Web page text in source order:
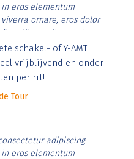
eros elementum
ornare, eros dolor
libero vitae erat.
id rutrum lorem
tristique posuere.
schakel- of Y-AMT
vrijblijvend en onder
per rit!
Tour
adipiscing
eros elementum